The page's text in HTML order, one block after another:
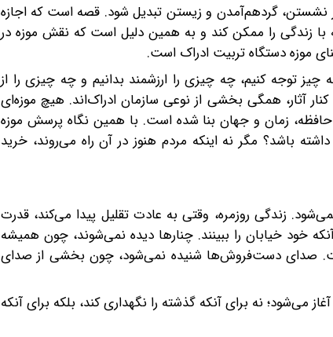
نشستن، گردهم‌آمدن و زیستن تبدیل شود. قصه است که اجازه
زندگی را ممکن کند و به همین دلیل است که نقش موزه در
موزه دستگاه تربیت ادراک است.
توجه کنیم، چه چیزی را ارزشمند بدانیم و چه چیزی را از
آثار، همگی بخشی از نوعی سازمان ادراک‌اند. هیچ موزه‌ای
حافظه، زمان و جهان بنا شده است. با همین نگاه پرسش موزه
باشد؟ مگر نه اینکه مردم هنوز در آن راه می‌روند، خرید
زندگی روزمره، وقتی به عادت تقلیل پیدا می‌کند، قدرت
خود خیابان را ببینند. چنارها دیده نمی‌شوند، چون همیشه
صدای دست‌فروش‌ها شنیده نمی‌شود، چون بخشی از صدای
می‌شود؛ نه برای آنکه گذشته را نگهداری کند، بلکه برای آنکه